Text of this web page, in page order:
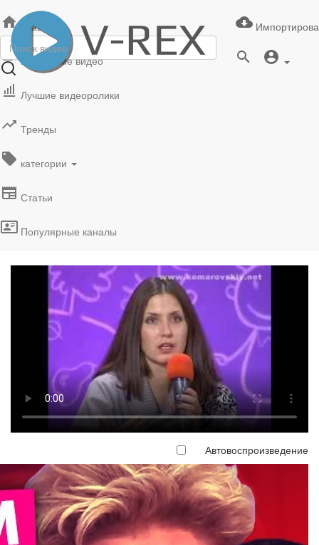
Главная
Последние видео
Лучшие видеоролики
Тренды
категории
Статьи
Популярные каналы
Автовоспроизведение